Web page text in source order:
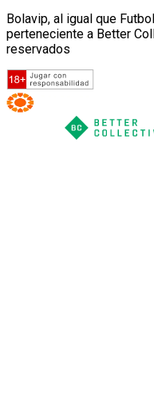
Bolavip, al igual que
perteneciente a Better
reservados